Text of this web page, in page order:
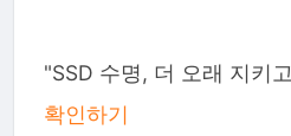
"SSD 수명, 더 오래 지키
확인하기